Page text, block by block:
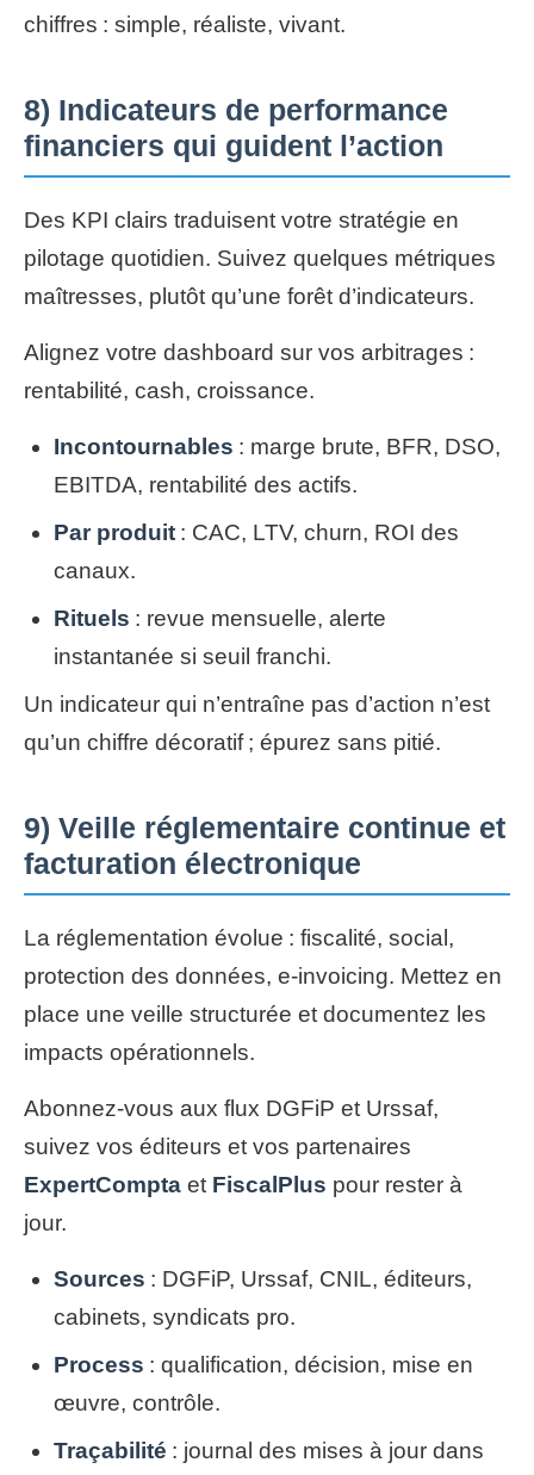
chiffres : simple, réaliste, vivant.
8) Indicateurs de performance
financiers qui guident l’action
Des KPI clairs traduisent votre stratégie en
pilotage quotidien. Suivez quelques métriques
maîtresses, plutôt qu’une forêt d’indicateurs.
Alignez votre dashboard sur vos arbitrages :
rentabilité, cash, croissance.
Incontournables : marge brute, BFR, DSO,
EBITDA, rentabilité des actifs.
Par produit : CAC, LTV, churn, ROI des
canaux.
Rituels : revue mensuelle, alerte
instantanée si seuil franchi.
Un indicateur qui n’entraîne pas d’action n’est
qu’un chiffre décoratif ; épurez sans pitié.
9) Veille réglementaire continue et
facturation électronique
La réglementation évolue : fiscalité, social,
protection des données, e-invoicing. Mettez en
place une veille structurée et documentez les
impacts opérationnels.
Abonnez-vous aux flux DGFiP et Urssaf,
suivez vos éditeurs et vos partenaires
ExpertCompta et FiscalPlus pour rester à
jour.
Sources : DGFiP, Urssaf, CNIL, éditeurs,
cabinets, syndicats pro.
Process : qualification, décision, mise en
œuvre, contrôle.
Traçabilité : journal des mises à jour dans